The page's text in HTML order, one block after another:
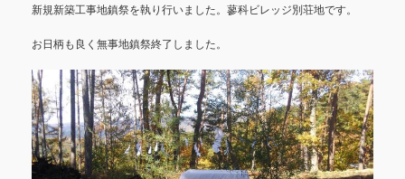
新規新築工事地鎮祭を執り行いました。蓼科ビレッジ別荘地です。
お日柄も良く無事地鎮祭終了しました。